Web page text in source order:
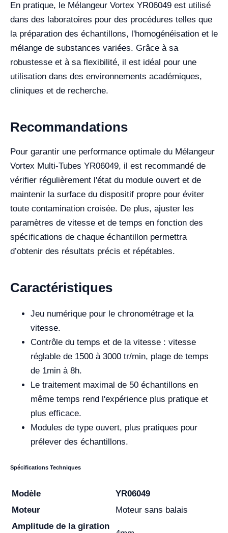
En pratique, le Mélangeur Vortex YR06049 est utilisé
dans des laboratoires pour des procédures telles que
la préparation des échantillons, l'homogénéisation et le
mélange de substances variées. Grâce à sa
robustesse et à sa flexibilité, il est idéal pour une
utilisation dans des environnements académiques,
cliniques et de recherche.
Recommandations
Pour garantir une performance optimale du Mélangeur
Vortex Multi-Tubes YR06049, il est recommandé de
vérifier régulièrement l'état du module ouvert et de
maintenir la surface du dispositif propre pour éviter
toute contamination croisée. De plus, ajuster les
paramètres de vitesse et de temps en fonction des
spécifications de chaque échantillon permettra
d’obtenir des résultats précis et répétables.
Caractéristiques
Jeu numérique pour le chronométrage et la
vitesse.
Contrôle du temps et de la vitesse : vitesse
réglable de 1500 à 3000 tr/min, plage de temps
de 1min à 8h.
Le traitement maximal de 50 échantillons en
même temps rend l'expérience plus pratique et
plus efficace.
Modules de type ouvert, plus pratiques pour
prélever des échantillons.
Spécifications Techniques
Modèle
YR06049
Moteur
Moteur sans balais
Amplitude de la giration